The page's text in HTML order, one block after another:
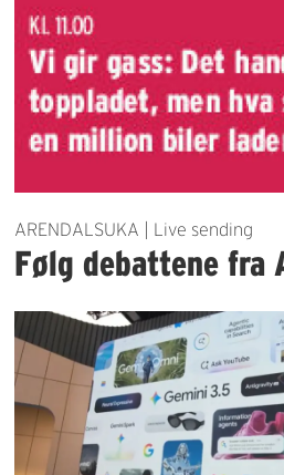
ARENDALSUKA | Live sending
Følg debattene fra